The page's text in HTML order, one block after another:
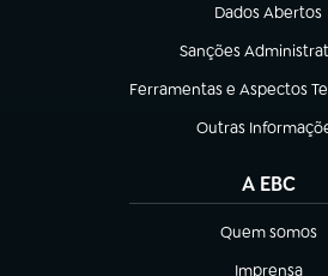
Dados Abertos
(abre em nova
Sanções
(abre em nova aba)
Ferramentas e Aspectos
(abre em nova aba)
Outras
(abre em nova
A EBC
Quem somos
(abre em nova
Imprensa